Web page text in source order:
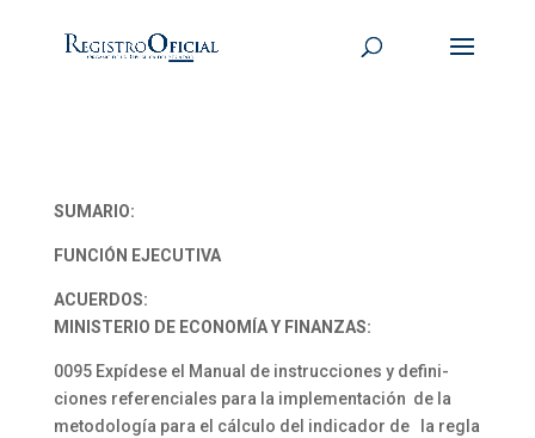
SUMARIO:
FUNCIÓN EJECUTIVA
ACUERDOS:
MINISTERIO DE ECONOMÍA Y FINANZAS:
0095 Expídese el Manual de instrucciones y defini-
ciones referenciales para la implementación de la
metodología para el cálculo del indicador de la regla